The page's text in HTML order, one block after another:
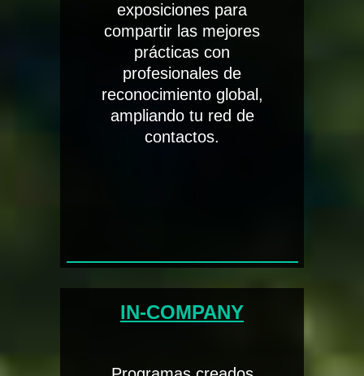
exposiciones para
compartir las mejores
prácticas con
profesionales de
reconocimiento global,
ampliando tu red de
contactos.
IN-COMPANY